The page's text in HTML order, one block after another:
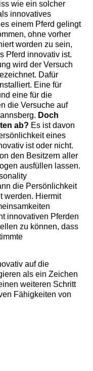
wie ein solcher
innovatives
einem Pferd gelingt
ohne vorher
worden zu sein,
Pferd innovativ ist.
wird der Versuch
Dafür
Eine für
eine für die
die Versuche auf
Doch
ab? Es ist davon
eines
ist oder nicht.
den Besitzern aller
ausfüllen lassen.
die Persönlichkeit
werden. Hiermit
innovativen Pferden
zu können, dass
auf die
als ein Zeichen
weiteren Schritt
Fähigkeiten von